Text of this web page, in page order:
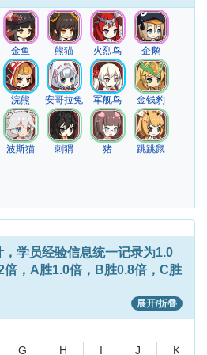
金鱼 熊猫 火烈鸟 企鹅
浣熊 安哥拉兔 军舰鸟 金钱豹
波斯猫 刺猬 猪 跳跳鼠
，学员经验信息统一记录为1.0
倍，A胜1.0倍，B胜0.8倍，C胜
展开/折叠
G H I J K